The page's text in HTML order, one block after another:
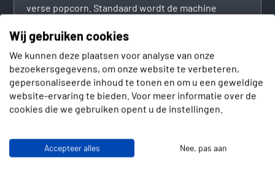
verse popcorn. Standaard wordt de machine
extra porties kopen.
Popcornmachine huren?
Een popcornmachine huren kan eenvoudig via de
webwinkel. Volg het stappenplan om de
popcornmachine te huren en kies daarbij of je extra
komen ophalen in Naaldwijk of kiezen voor
bezorging. Wij bezorgen met name in de regio
Wij gebruiken cookies
We kunnen deze plaatsen voor analyse van onze
bezoekersgegevens, om onze website te verbeteren,
gepersonaliseerde inhoud te tonen en om u een geweldige
website-ervaring te bieden. Voor meer informatie over de
cookies die we gebruiken opent u de instellingen.
Accepteer alles Nee, pas aan